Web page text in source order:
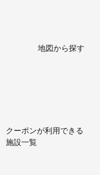
地図から探す
クーポンが利用できる
施設一覧